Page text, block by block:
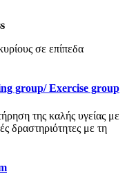
σε επίπεδα
group/ Exercise group
της καλής υγείας με
δραστηριότητες με τη